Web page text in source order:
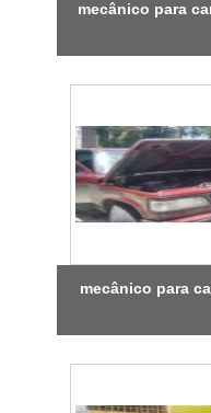
mecânico para
mecânico para